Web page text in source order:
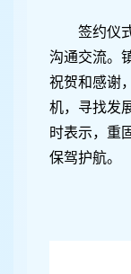
签约仪
沟通交流。
祝贺和感谢
机，寻找发
时表示，重
保驾护航。